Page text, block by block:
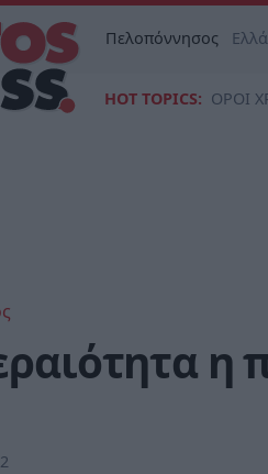
Πελοπόννησος
HOT TOPICS: ΟΡΟΙ
η